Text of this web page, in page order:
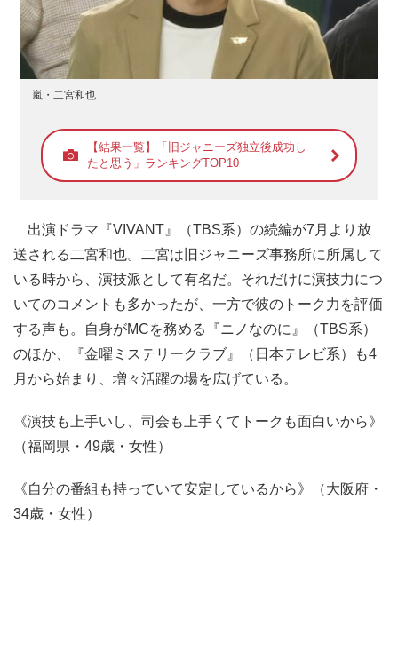
嵐・二宮和也
【結果一覧】「旧ジャニーズ独立後成功し
たと思う」ランキングTOP10
出演ドラマ『VIVANT』（TBS系）の続編が7月より放
送される二宮和也。二宮は旧ジャニーズ事務所に所属して
いる時から、演技派として有名だ。それだけに演技力につ
いてのコメントも多かったが、一方で彼のトーク力を評価
する声も。自身がMCを務める『ニノなのに』（TBS系）
のほか、『金曜ミステリークラブ』（日本テレビ系）も4
月から始まり、増々活躍の場を広げている。
《演技も上手いし、司会も上手くてトークも面白いから》
（福岡県・49歳・女性）
《自分の番組も持っていて安定しているから》（大阪府・
34歳・女性）